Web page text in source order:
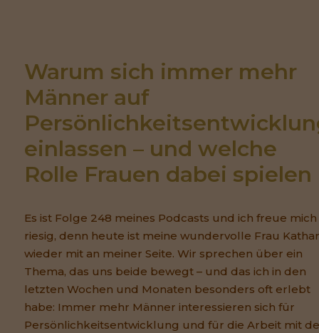
Warum sich immer mehr
Männer auf
einlassen – und welche
Rolle Frauen dabei spielen
Es ist Folge 248 meines Podcasts und ich freue mich
riesig, denn heute ist meine wundervolle Frau
wieder mit an meiner Seite. Wir sprechen über ein
Thema, das uns beide bewegt – und das ich in den
letzten Wochen und Monaten besonders oft erlebt
habe: Immer mehr Männer interessieren sich für
Persönlichkeitsentwicklung und für die Arbeit mit